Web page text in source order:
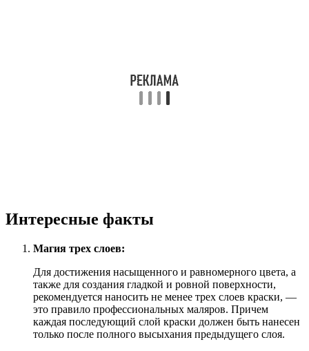
Интересные факты
Магия трех слоев:
Для достижения насыщенного и равномерного цвета, а
также для создания гладкой и ровной поверхности,
рекомендуется наносить не менее трех слоев краски, —
это правило профессиональных маляров. Причем
каждая последующий слой краски должен быть нанесен
только после полного высыхания предыдущего слоя.